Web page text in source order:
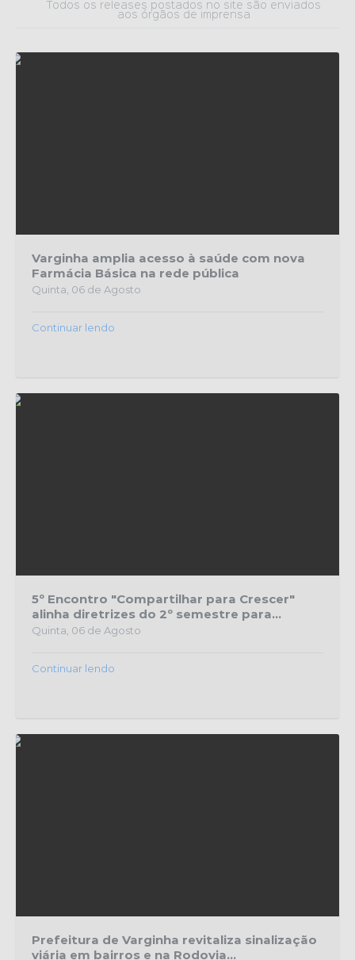
Todos os releases postados no site são enviados
aos órgãos de imprensa
Varginha amplia acesso à saúde com nova
Farmácia Básica na rede pública
Quinta, 06 de Agosto
Continuar lendo
5º Encontro "Compartilhar para Crescer"
alinha diretrizes do 2º semestre para...
Quinta, 06 de Agosto
Continuar lendo
Prefeitura de Varginha revitaliza sinalização
viária em bairros e na Rodovia...